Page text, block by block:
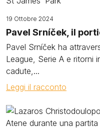
19 Ottobre 2024
Pavel Srníček, il
Pavel Srníček ha
League, Serie A e ritorni
cadute,...
Leggi il racconto
Image